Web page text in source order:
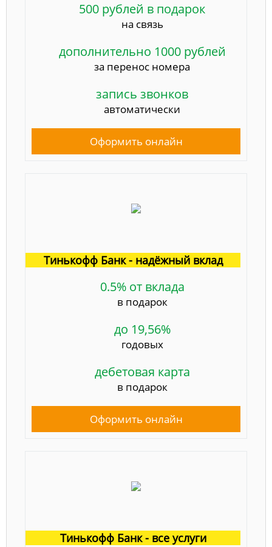
500 рублей в подарок
на связь
дополнительно 1000 рублей
за перенос номера
запись звонков
автоматически
Оформить онлайн
Тинькофф Банк - надёжный вклад
0.5% от вклада
в подарок
до 19,56%
годовых
дебетовая карта
в подарок
Оформить онлайн
Тинькофф Банк - все услуги